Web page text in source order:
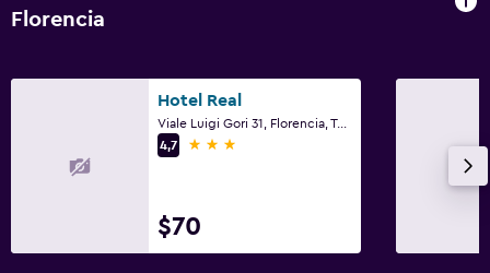
Florencia
Hotel Real
Viale Luigi Gori 31, Florencia, Toscana
4,7
3 estrellas
$70